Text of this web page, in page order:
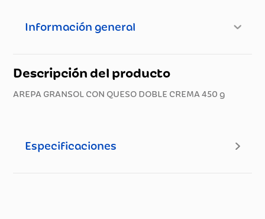
Información general
Descripción del producto
AREPA GRANSOL CON QUESO DOBLE CREMA 450 g
Especificaciones